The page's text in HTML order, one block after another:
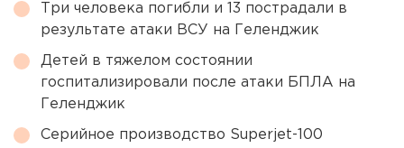
Три человека погибли и 13 пострадали в
результате атаки ВСУ на Геленджик
Детей в тяжелом состоянии
госпитализировали после атаки БПЛА на
Геленджик
Серийное производство Superjet-100